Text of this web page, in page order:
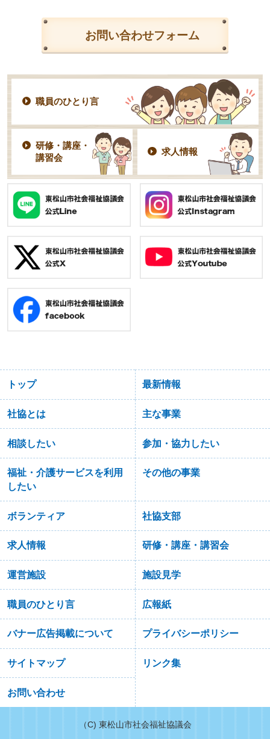
お問い合わせフォーム
職員のひとり言
研修・講座・
講習会
求人情報
トップ 最新情報
社協とは 主な事業
相談したい 参加・協力したい
福祉・介護サービスを利用
したい
その他の事業
ボランティア 社協支部
求人情報 研修・講座・講習会
運営施設 施設見学
職員のひとり言 広報紙
バナー広告掲載について プライバシーポリシー
サイトマップ リンク集
お問い合わせ
（C) 東松山市社会福祉協議会